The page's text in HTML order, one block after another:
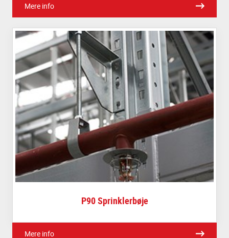
Mere info
P90 Sprinklerbøje
Mere info